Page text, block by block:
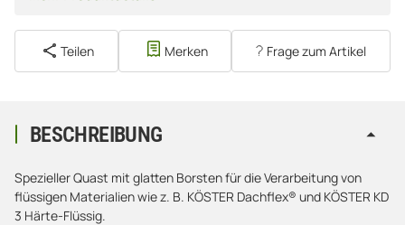
Teilen Merken Frage zum Artikel
BESCHREIBUNG
Spezieller Quast mit glatten Borsten für die Verarbeitung von
flüssigen Materialien wie z. B. KÖSTER Dachflex® und KÖSTER KD
3 Härte-Flüssig.